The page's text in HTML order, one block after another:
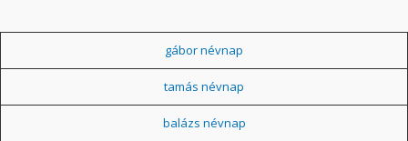
gábor névnap
tamás névnap
balázs névnap